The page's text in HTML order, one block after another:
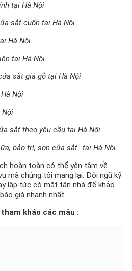
tại Hà Nội
sắt cuốn tại Hà Nội
Hà Nội
tại Hà Nội
sắt giả gỗ tại Hà Nội
Nội
Nội
sắt theo yêu cầu tại Hà Nội
bảo trì, sơn cửa sắt…tại Hà Nội
hoàn toàn có thể yên tâm về
mà chúng tôi mang lại. Đội ngũ kỹ
lập tức có mặt tận nhà để khảo
giá nhanh nhất.
khảo các mẫu :